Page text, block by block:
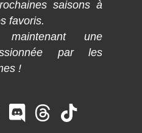
saisons à
favoris.
une
par les
!